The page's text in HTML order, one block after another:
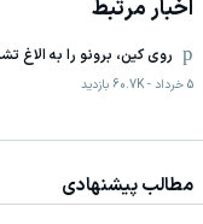
اخبار مرتبط
روی کین، برونو را به الاغ
5 خرداد -
60.7K بازدید
مطالب پیشنهادی